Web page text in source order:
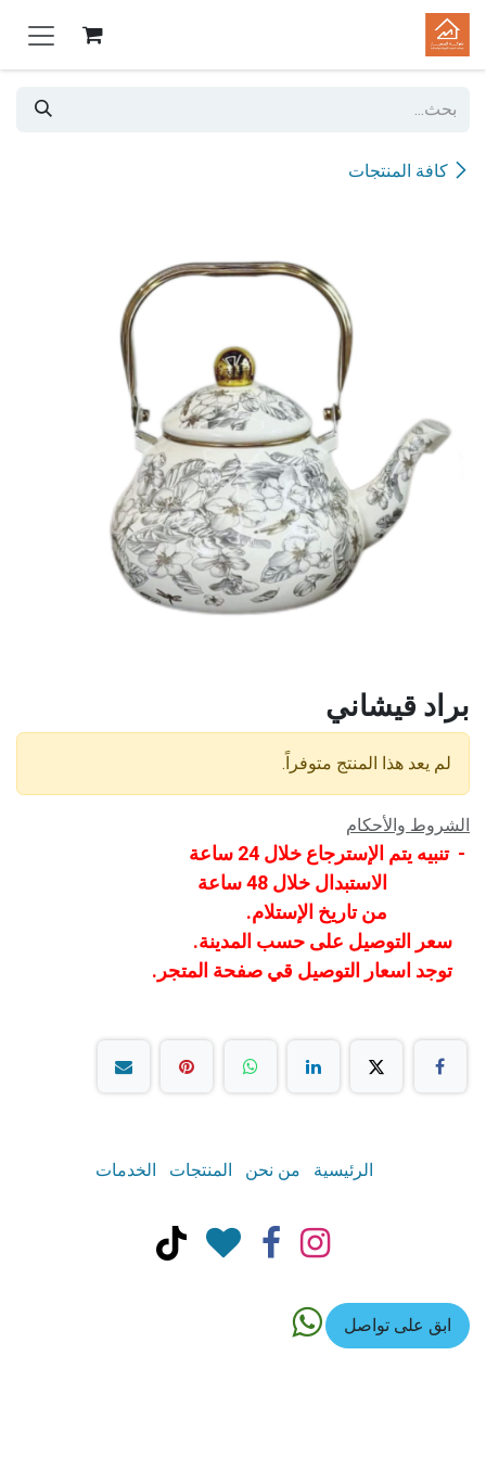
تخطي للذهاب إلى المحتوى
كافة المنتجات
براد قيشاني
لم يعد هذا المنتج متوفراً.
الشروط والأحكام
- تنبيه يتم الإسترجاع خلال 24 ساعة
الاستبدال خلال 48 ساعة
من تاريخ الإستلام.
سعر التوصيل على حسب المدينة.
توجد اسعار التوصيل قي صفحة المتجر.
الرئيسية من نحن المنتجات الخدمات
ابق على تواصل